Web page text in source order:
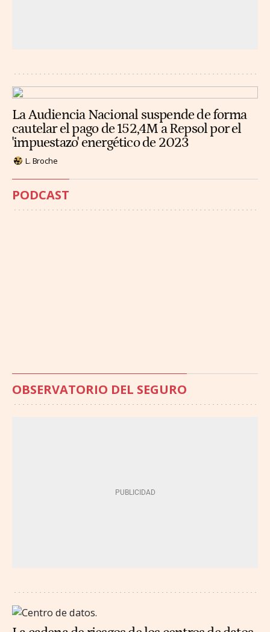
La Audiencia Nacional suspende de forma
cautelar el pago de 152,4M a Repsol por el
'impuestazo' energético de 2023
L. Broche
PODCAST
OBSERVATORIO DEL SEGURO